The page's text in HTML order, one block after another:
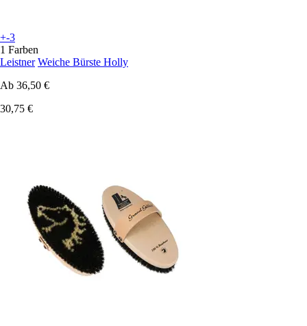
+-3
1 Farben
Leistner Weiche Bürste Holly
Ab 36,50 €
30,75 €